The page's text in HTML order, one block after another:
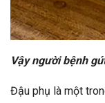
Vậy người bệnh
Đậu phụ là một